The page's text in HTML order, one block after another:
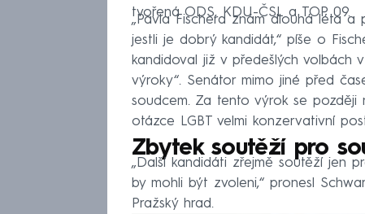
tvořená ODS, KDU-ČSL a TOP 09.
„Pavla Fischera znám dlouhá léta
jestli je dobrý kandidát,“ píše o
kandidoval již v předešlých volbách
výroky“. Senátor mimo jiné před
soudcem. Za tento výrok se později
otázce LGBT velmi konzervativní
Zbytek soutěží pro
„Další kandidáti zřejmě soutěží jen
by mohli být zvoleni,“ pronesl
Pražský hrad.